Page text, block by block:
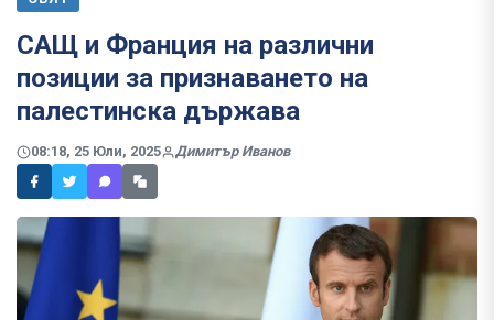
САЩ и Франция на различни
позиции за признаването на
палестинска държава
08:18, 25 Юли, 2025 Димитър Иванов